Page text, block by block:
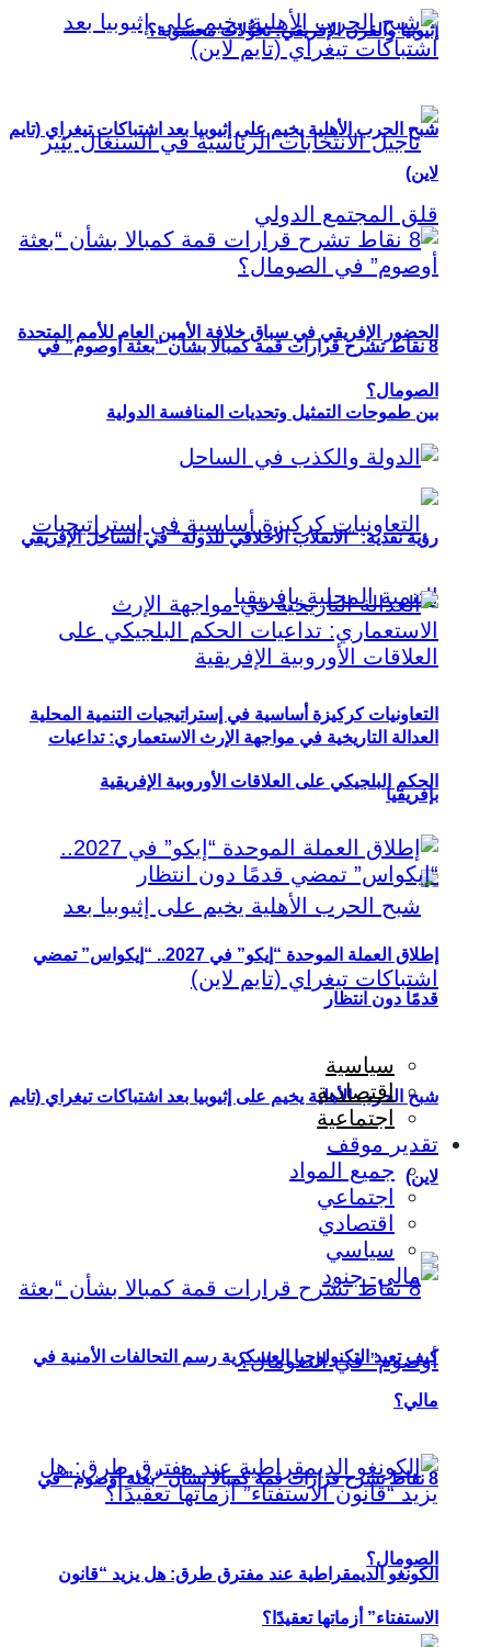
إثيوبيا والقرن الإفريقي: تحوُّلات محسوبة؟
الحضور الإفريقي في سباق خلافة الأمين العام للأمم المتحدة
بين طموحات التمثيل وتحديات المنافسة الدولية
التعاونيات كركيزة أساسية في إستراتيجيات التنمية المحلية
بإفريقيا
شبح الحرب الأهلية يخيم على إثيوبيا بعد اشتباكات تيغراي (تايم
لاين)
8 نقاط تشرح قرارات قمة كمبالا بشأن “بعثة أوصوم” في
الصومال؟
شبح الحرب الأهلية يخيم على إثيوبيا بعد اشتباكات تيغراي (تايم
لاين)
8 نقاط تشرح قرارات قمة كمبالا بشأن “بعثة أوصوم” في
الصومال؟
رؤية نقدية: “الانقلاب الأخلاقي للدولة” في الساحل الإفريقي
العدالة التاريخية في مواجهة الإرث الاستعماري: تداعيات
الحكم البلجيكي على العلاقات الأوروبية الإفريقية
إطلاق العملة الموحدة “إيكو” في 2027.. “إيكواس” تمضي
قدمًا دون انتظار
سياسية
اقتصادية
اجتماعية
تقدير موقف
جميع المواد
اجتماعي
اقتصادي
سياسي
كيف تعيد التكنولوجيا العسكرية رسم التحالفات الأمنية في
مالي؟
الكونغو الديمقراطية عند مفترق طرق: هل يزيد “قانون
الاستفتاء” أزماتها تعقيدًا؟